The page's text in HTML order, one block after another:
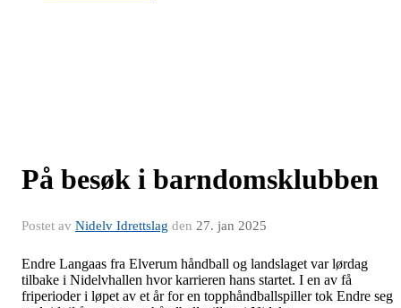
På besøk i barndomsklubben
Postet av Nidelv Idrettslag den 27. jan 2025
Endre Langaas fra Elverum håndball og landslaget var lørdag
tilbake i Nidelvhallen hvor karrieren hans startet. I en av få
friperioder i løpet av et år for en topphåndballspiller tok Endre seg